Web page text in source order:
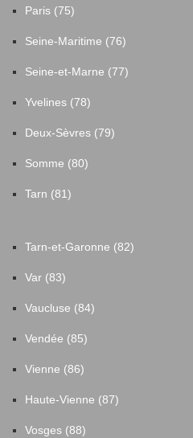
Paris (75)
Seine-Maritime (76)
Seine-et-Marne (77)
Yvelines (78)
Deux-Sèvres (79)
Somme (80)
Tarn (81)
Tarn-et-Garonne (82)
Var (83)
Vaucluse (84)
Vendée (85)
Vienne (86)
Haute-Vienne (87)
Vosges (88)